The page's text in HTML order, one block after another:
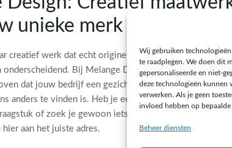
Wij gebruiken
te raadplegen. We doen dit
gepersonaliseerde en niet-
deze technologieën kunnen
verwerken. Als je geen
invloed hebben op
Beheer diensten
unieke merk
creatief werk dat echt origineel is? Een
onderscheidend. Bij Melange Design houden we van een
dat jouw bedrijf een gezicht, een verhaal en een
anders te vinden is. Heb je een bijzondere opdracht,
of zoek je gewoon iets dat buiten de gebaande
aan het juiste adres.